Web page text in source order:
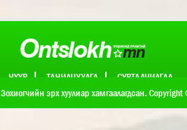
НҮҮР ТАНИЛЦУУЛГА СУРТАЛЧИЛГАА
ХОЛБОО БАРИХ
Зохиогчийн эрх хуулиар хамгаалагдсан.